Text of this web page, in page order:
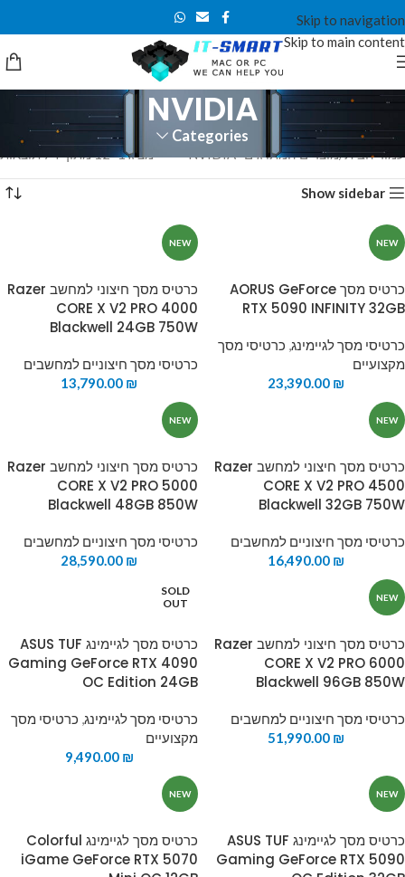
Skip to navigation
Skip to main content
NVIDIA
Categories
עמוד הבית מוצרים המתויגים “NVIDIA” מציג 1–12 מתוך 74 תוצאות
Show sidebar
NEW
כרטיס מסך AORUS GeForce
RTX 5090 INFINITY 32GB
כרטיסי מסך לגיימינג, כרטיסי מסך
מקצועיים
23,390.00 ₪
NEW
כרטיס מסך חיצוני למחשב Razer
CORE X V2 PRO 4000
Blackwell 24GB 750W
כרטיסי מסך חיצוניים למחשבים
13,790.00 ₪
NEW
כרטיס מסך חיצוני למחשב Razer
CORE X V2 PRO 4500
Blackwell 32GB 750W
כרטיסי מסך חיצוניים למחשבים
16,490.00 ₪
NEW
כרטיס מסך חיצוני למחשב Razer
CORE X V2 PRO 5000
Blackwell 48GB 850W
כרטיסי מסך חיצוניים למחשבים
28,590.00 ₪
NEW
כרטיס מסך חיצוני למחשב Razer
CORE X V2 PRO 6000
Blackwell 96GB 850W
כרטיסי מסך חיצוניים למחשבים
51,990.00 ₪
SOLD
OUT
כרטיס מסך לגיימינג ASUS TUF
Gaming GeForce RTX 4090
OC Edition 24GB
כרטיסי מסך לגיימינג, כרטיסי מסך
מקצועיים
9,490.00 ₪
NEW
כרטיס מסך לגיימינג ASUS TUF
Gaming GeForce RTX 5090
NEW
כרטיס מסך לגיימינג Colorful
iGame GeForce RTX 5070